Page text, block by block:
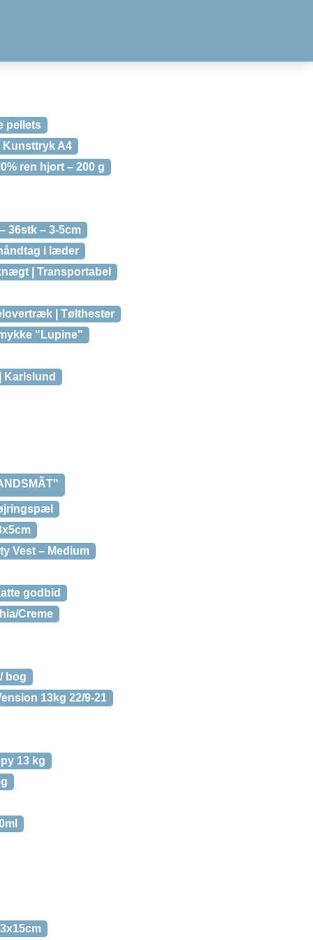
pellets
Kunsttryk A4
ren hjort – 200 g
36stk – 3-5cm
i læder
| Transportabel
| Tølthester
"Lupine"
Karlslund
Vest – Medium
godbid
Creme
bog
13kg 22/9-21
13 kg